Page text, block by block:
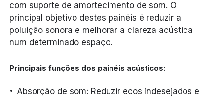
com suporte de amortecimento de som. O
principal objetivo destes painéis é reduzir a
poluição sonora e melhorar a clareza acústica
num determinado espaço.
Principais funções dos painéis acústicos:
Absorção de som: Reduzir ecos indesejados e